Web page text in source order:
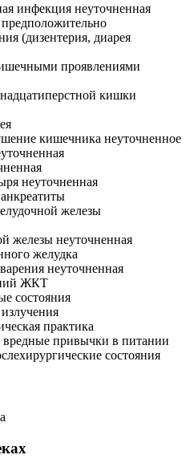
инфекция неуточненная
(дизентерия, диарея
проявлениями
кишки
кишечника неуточненное
неуточненная
железы
железы неуточненная
желудка
неуточненная
ЖКТ
состояния
практика
привычки в питании
состояния